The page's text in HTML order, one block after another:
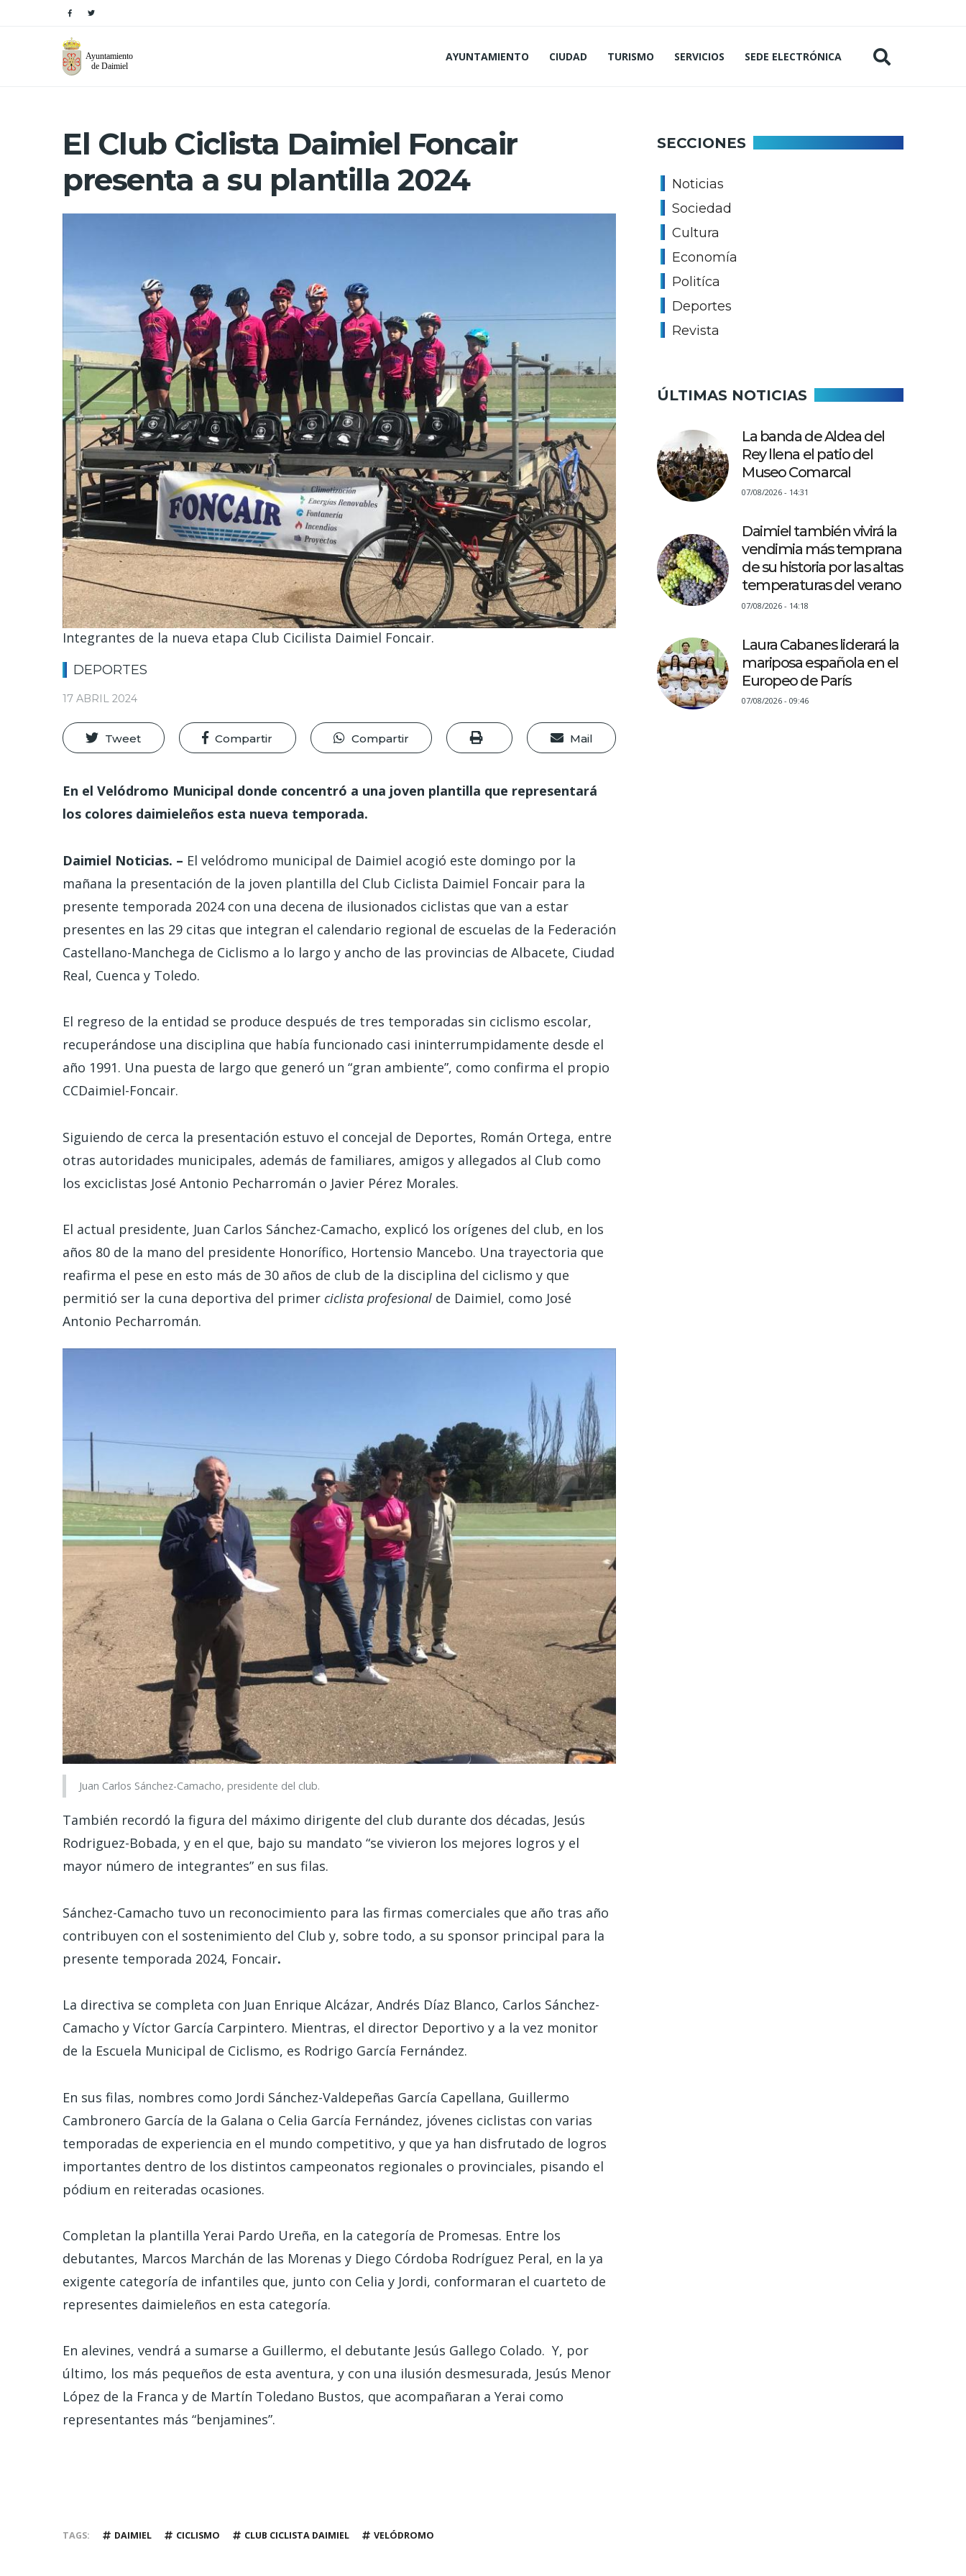
AYUNTAMIENTO CIUDAD TURISMO SERVICIOS SEDE ELECTRÓNICA
El Club Ciclista Daimiel Foncair
presenta a su plantilla 2024
Integrantes de la nueva etapa Club Cicilista Daimiel Foncair.
DEPORTES
17 ABRIL 2024
Tweet Compartir Compartir Mail
En el Velódromo Municipal donde concentró a una joven plantilla que representará
los colores daimieleños esta nueva temporada.
Daimiel Noticias. – El velódromo municipal de Daimiel acogió este domingo por la
mañana la presentación de la joven plantilla del Club Ciclista Daimiel Foncair para la
presente temporada 2024 con una decena de ilusionados ciclistas que van a estar
presentes en las 29 citas que integran el calendario regional de escuelas de la Federación
Castellano-Manchega de Ciclismo a lo largo y ancho de las provincias de Albacete, Ciudad
Real, Cuenca y Toledo.
El regreso de la entidad se produce después de tres temporadas sin ciclismo escolar,
recuperándose una disciplina que había funcionado casi ininterrumpidamente desde el
año 1991. Una puesta de largo que generó un “gran ambiente”, como confirma el propio
CCDaimiel-Foncair.
Siguiendo de cerca la presentación estuvo el concejal de Deportes, Román Ortega, entre
otras autoridades municipales, además de familiares, amigos y allegados al Club como
los exciclistas José Antonio Pecharromán o Javier Pérez Morales.
El actual presidente, Juan Carlos Sánchez-Camacho, explicó los orígenes del club, en los
años 80 de la mano del presidente Honorífico, Hortensio Mancebo. Una trayectoria que
reafirma el pese en esto más de 30 años de club de la disciplina del ciclismo y que
permitió ser la cuna deportiva del primer ciclista profesional de Daimiel, como José
Antonio Pecharromán.
Juan Carlos Sánchez-Camacho, presidente del club.
También recordó la figura del máximo dirigente del club durante dos décadas, Jesús
Rodriguez-Bobada, y en el que, bajo su mandato “se vivieron los mejores logros y el
mayor número de integrantes” en sus filas.
Sánchez-Camacho tuvo un reconocimiento para las firmas comerciales que año tras año
contribuyen con el sostenimiento del Club y, sobre todo, a su sponsor principal para la
presente temporada 2024, Foncair.
La directiva se completa con Juan Enrique Alcázar, Andrés Díaz Blanco, Carlos Sánchez-
Camacho y Víctor García Carpintero. Mientras, el director Deportivo y a la vez monitor
de la Escuela Municipal de Ciclismo, es Rodrigo García Fernández.
En sus filas, nombres como Jordi Sánchez-Valdepeñas García Capellana, Guillermo
Cambronero García de la Galana o Celia García Fernández, jóvenes ciclistas con varias
temporadas de experiencia en el mundo competitivo, y que ya han disfrutado de logros
importantes dentro de los distintos campeonatos regionales o provinciales, pisando el
pódium en reiteradas ocasiones.
Completan la plantilla Yerai Pardo Ureña, en la categoría de Promesas. Entre los
debutantes, Marcos Marchán de las Morenas y Diego Córdoba Rodríguez Peral, en la ya
exigente categoría de infantiles que, junto con Celia y Jordi, conformaran el cuarteto de
representes daimieleños en esta categoría.
En alevines, vendrá a sumarse a Guillermo, el debutante Jesús Gallego Colado. Y, por
último, los más pequeños de esta aventura, y con una ilusión desmesurada, Jesús Menor
López de la Franca y de Martín Toledano Bustos, que acompañaran a Yerai como
representantes más “benjamines”.
TAGS DAIMIEL CICLISMO CLUB CICLISTA DAIMIEL VELÓDROMO
SECCIONES
Noticias
Sociedad
Cultura
Economía
Politíca
Deportes
Revista
ÚLTIMAS NOTICIAS
La banda de Aldea del
Rey llena el patio del
Museo Comarcal
07/08/2026 - 14:31
Daimiel también vivirá la
vendimia más temprana
de su historia por las altas
temperaturas del verano
07/08/2026 - 14:18
Laura Cabanes liderará la
mariposa española en el
Europeo de París
07/08/2026 - 09:46